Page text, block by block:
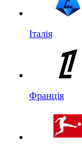
Італія
Франція